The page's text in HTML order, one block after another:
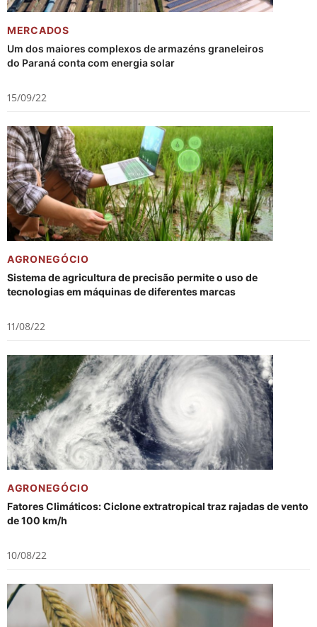
MERCADOS
Um dos maiores complexos de armazéns graneleiros
do Paraná conta com energia solar
15/09/22
AGRONEGÓCIO
Sistema de agricultura de precisão permite o uso de
tecnologias em máquinas de diferentes marcas
11/08/22
AGRONEGÓCIO
Fatores Climáticos: Ciclone extratropical traz rajadas de vento
de 100 km/h
10/08/22